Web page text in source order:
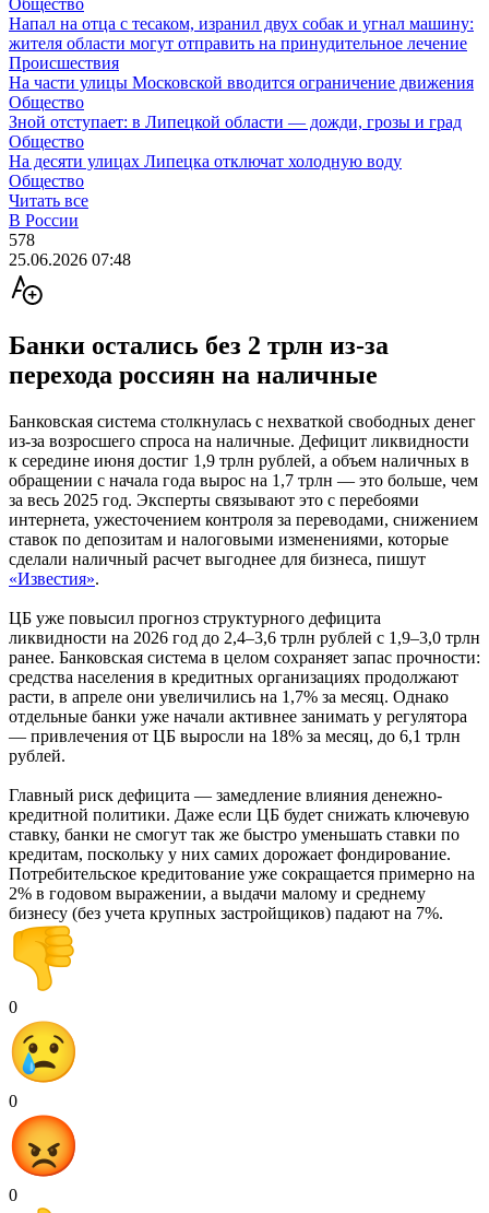
Общество
Напал на отца с тесаком, изранил двух собак и угнал машину:
жителя области могут отправить на принудительное лечение
Происшествия
На части улицы Московской вводится ограничение движения
Общество
Зной отступает: в Липецкой области — дожди, грозы и град
Общество
На десяти улицах Липецка отключат холодную воду
Общество
Читать все
В России
578
25.06.2026 07:48
Банки остались без 2 трлн из-за
перехода россиян на наличные
Банковская система столкнулась с нехваткой свободных денег
из-за возросшего спроса на наличные. Дефицит ликвидности
к середине июня достиг 1,9 трлн рублей, а объем наличных в
обращении с начала года вырос на 1,7 трлн — это больше, чем
за весь 2025 год. Эксперты связывают это с перебоями
интернета, ужесточением контроля за переводами, снижением
ставок по депозитам и налоговыми изменениями, которые
сделали наличный расчет выгоднее для бизнеса, пишут
«Известия».
ЦБ уже повысил прогноз структурного дефицита
ликвидности на 2026 год до 2,4–3,6 трлн рублей с 1,9–3,0 трлн
ранее. Банковская система в целом сохраняет запас прочности:
средства населения в кредитных организациях продолжают
расти, в апреле они увеличились на 1,7% за месяц. Однако
отдельные банки уже начали активнее занимать у регулятора
— привлечения от ЦБ выросли на 18% за месяц, до 6,1 трлн
рублей.
Главный риск дефицита — замедление влияния денежно-
кредитной политики. Даже если ЦБ будет снижать ключевую
ставку, банки не смогут так же быстро уменьшать ставки по
кредитам, поскольку у них самих дорожает фондирование.
Потребительское кредитование уже сокращается примерно на
2% в годовом выражении, а выдачи малому и среднему
бизнесу (без учета крупных застройщиков) падают на 7%.
0
0
0